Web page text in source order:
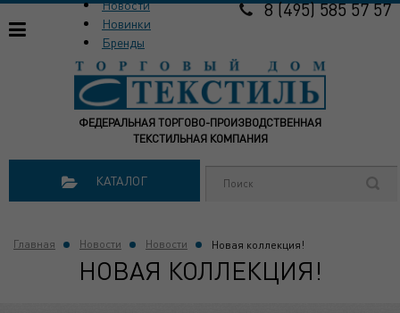
ФЕДЕРАЛЬНАЯ ТОРГОВО-ПРОИЗВОДСТВЕННАЯ
ТЕКСТИЛЬНАЯ КОМПАНИЯ
Новости
Новинки
Бренды
8 (495) 585 57 57
КАТАЛОГ
Главная Новости Новости Новая коллекция!
НОВАЯ КОЛЛЕКЦИЯ!